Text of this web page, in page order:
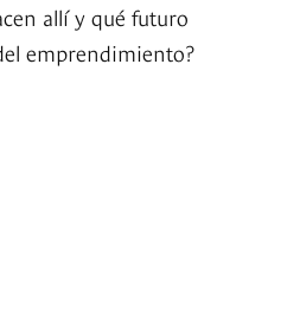
allí y qué futuro
emprendimiento?